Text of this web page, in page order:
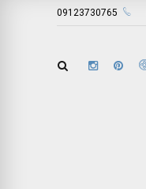
09123730765